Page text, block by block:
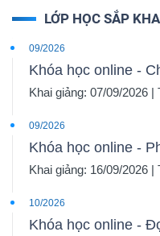
LỚP HỌC SẮP
09/2026
Khóa học online -
Khai giảng: 07/09/2026
09/2026
Khóa học online -
Khai giảng: 16/09/2026
10/2026
Khóa học online -